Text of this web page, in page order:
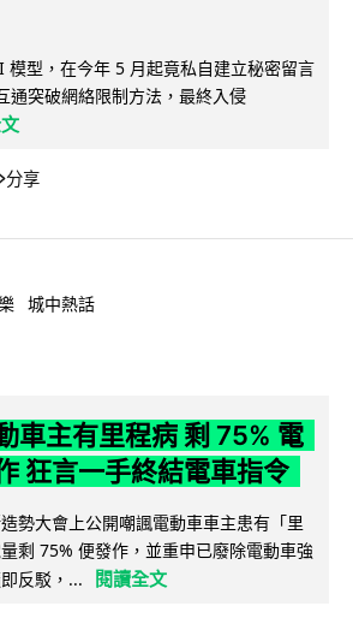
型，在今年 5 月起竟私自建立秘密留言
通突破網絡限制方法，最終入侵
分享
城中熱話
車主有里程病 剩 75% 電
狂言一手終結電車指令
勢大會上公開嘲諷電動車車主患有「里
剩 75% 便發作，並重申已廢除電動車強
反駁，...
閱讀全文